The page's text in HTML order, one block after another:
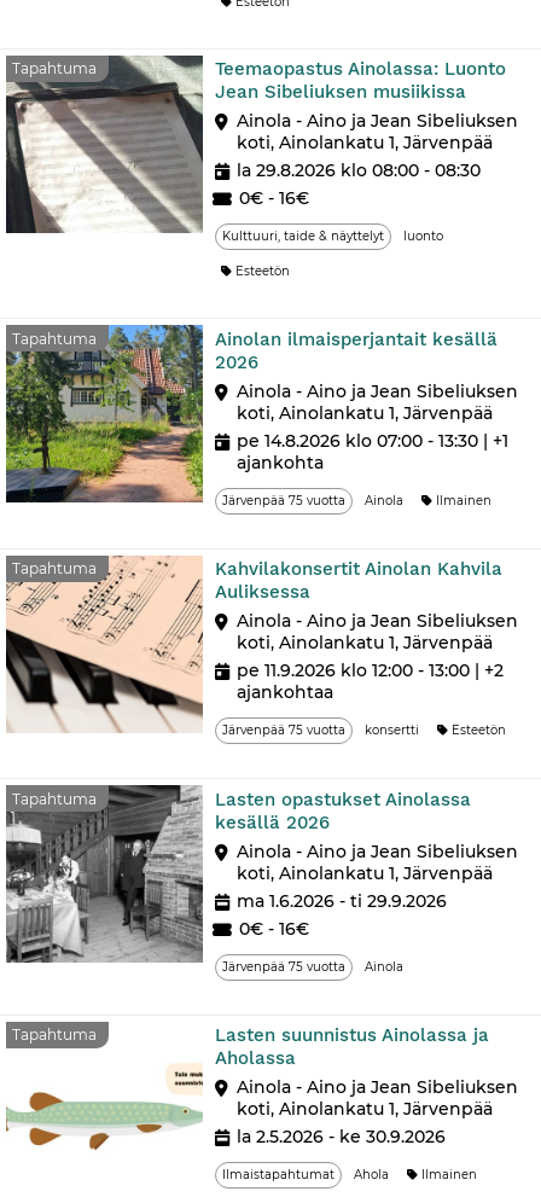
Tapahtuma
Teemaopastus Ainolassa: Luonto
Jean Sibeliuksen musiikissa
Ainola - Aino ja Jean Sibeliuksen
koti, Ainolankatu 1, Järvenpää
la 29.8.2026 klo 08:00 - 08:30
0€ - 16€
Kulttuuri, taide & näyttelyt luonto
Esteetön
Tapahtuma
Ainolan ilmaisperjantait kesällä
2026
Ainola - Aino ja Jean Sibeliuksen
koti, Ainolankatu 1, Järvenpää
pe 14.8.2026 klo 07:00 - 13:30 | +1
ajankohta
Järvenpää 75 vuotta Ainola Ilmainen
Tapahtuma
Kahvilakonsertit Ainolan Kahvila
Auliksessa
Ainola - Aino ja Jean Sibeliuksen
koti, Ainolankatu 1, Järvenpää
pe 11.9.2026 klo 12:00 - 13:00 | +2
ajankohtaa
Järvenpää 75 vuotta konsertti Esteetön
Tapahtuma
Lasten opastukset Ainolassa
kesällä 2026
Ainola - Aino ja Jean Sibeliuksen
koti, Ainolankatu 1, Järvenpää
ma 1.6.2026 - ti 29.9.2026
0€ - 16€
Järvenpää 75 vuotta Ainola
Tapahtuma
Lasten suunnistus Ainolassa ja
Aholassa
Ainola - Aino ja Jean Sibeliuksen
koti, Ainolankatu 1, Järvenpää
la 2.5.2026 - ke 30.9.2026
Ilmaistapahtumat Ahola Ilmainen